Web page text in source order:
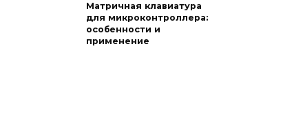
Матричная клавиатура
для микроконтроллера:
особенности и
применение